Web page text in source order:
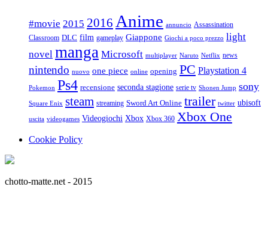
#movie 2015 2016 Anime annuncio Assassination
Classroom DLC film gameplay Giappone Giochi a poco prezzo light
novel manga Microsoft multiplayer Naruto Netflix news
nintendo nuovo one piece online opening PC Playstation 4
Pokemon Ps4 recensione seconda stagione serie tv Shonen Jump sony
Square Enix steam streaming Sword Art Online trailer twitter ubisoft
uscita videogames Videogiochi Xbox Xbox 360 Xbox One
Cookie Policy
chotto-matte.net - 2015